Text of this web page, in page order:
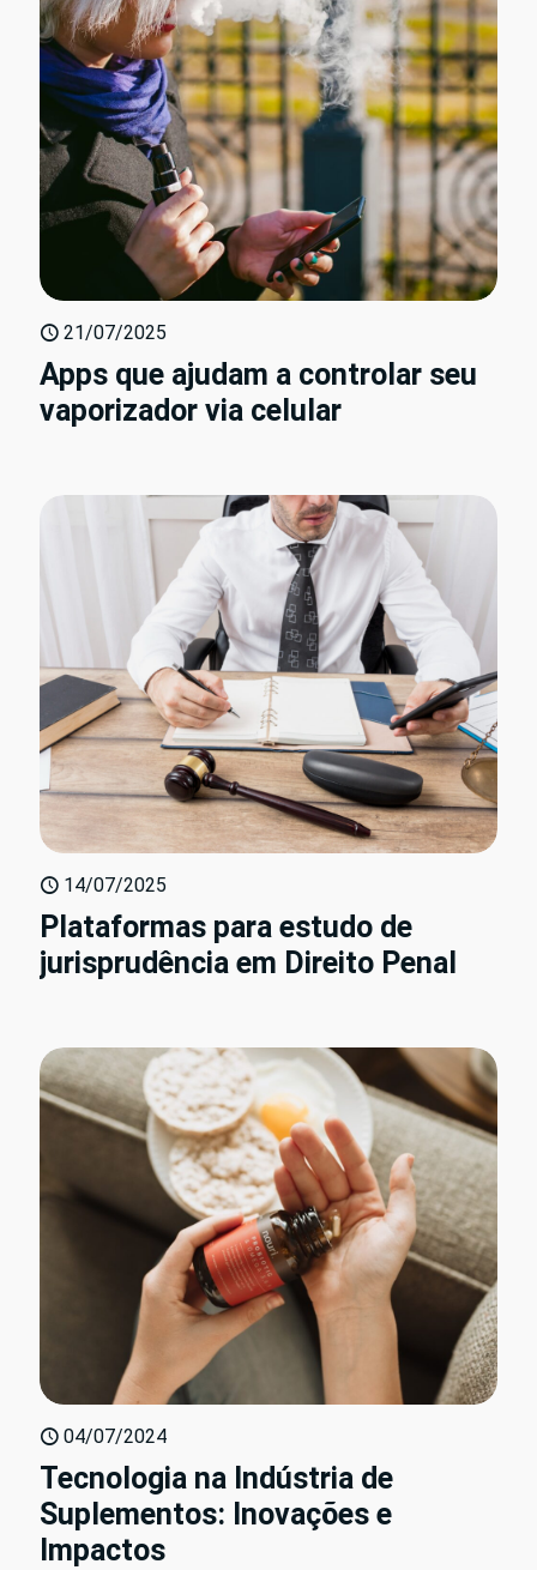
21/07/2025
Apps que ajudam a controlar seu
vaporizador via celular
14/07/2025
Plataformas para estudo de
jurisprudência em Direito Penal
04/07/2024
Tecnologia na Indústria de
Suplementos: Inovações e
Impactos